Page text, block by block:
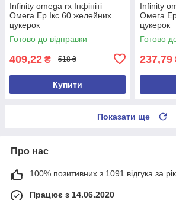
Infinity omega rx Інфініті
Омега Ер Ікс 60 желейних
цукерок
Готово до відправки
409,22 ₴ 518 ₴
Купити
Infinity
Омега
цукерок
Готово
237,79
Показати ще
Про нас
100% позитивних з 1091 відгука за рік
Працює з 14.06.2020